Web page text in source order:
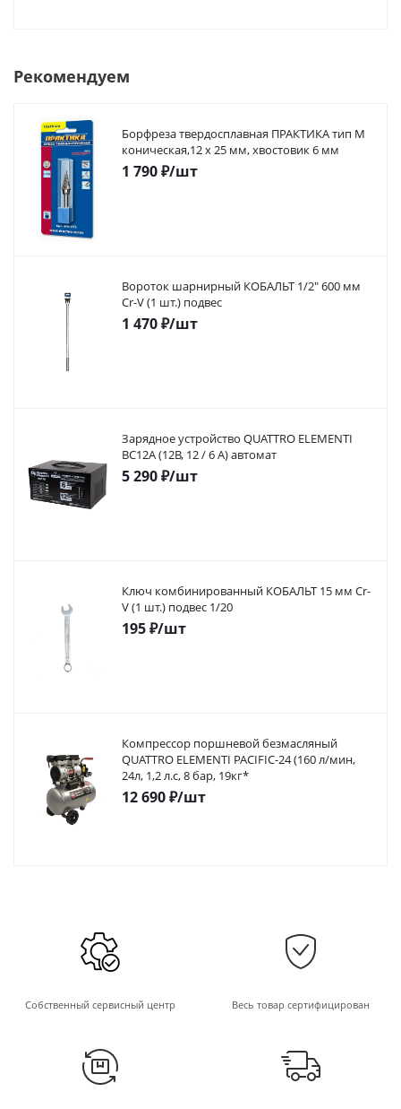
Рекомендуем
Борфреза твердосплавная ПРАКТИКА тип M
коническая,12 х 25 мм, хвостовик 6 мм
1 790₽/шт
Вороток шарнирный КОБАЛЬТ 1/2" 600 мм
Cr-V (1 шт.) подвес
1 470₽/шт
Зарядное устройство QUATTRO ELEMENTI
BC12A (12В, 12 / 6 А) автомат
5 290₽/шт
Ключ комбинированный КОБАЛЬТ 15 мм Cr-
V (1 шт.) подвес 1/20
195₽/шт
Компрессор поршневой безмасляный
QUATTRO ELEMENTI PACIFIC-24 (160 л/мин,
24л, 1,2 л.с, 8 бар, 19кг*
12 690₽/шт
Собственный сервисный центр Весь товар сертифицирован